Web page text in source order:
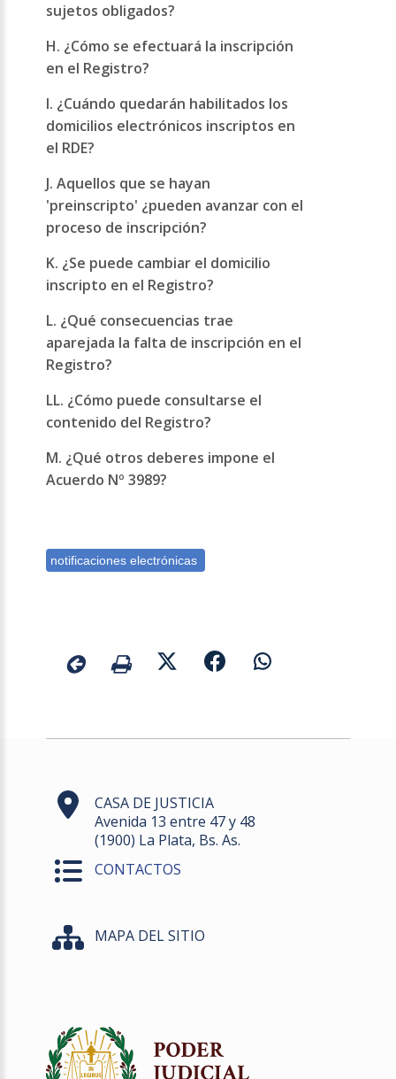
sujetos obligados?
H. ¿Cómo se efectuará la inscripción
en el Registro?
I. ¿Cuándo quedarán habilitados los
domicilios electrónicos inscriptos en
el RDE?
J. Aquellos que se hayan
'preinscripto' ¿pueden avanzar con el
proceso de inscripción?
K. ¿Se puede cambiar el domicilio
inscripto en el Registro?
L. ¿Qué consecuencias trae
aparejada la falta de inscripción en el
Registro?
LL. ¿Cómo puede consultarse el
contenido del Registro?
M. ¿Qué otros deberes impone el
Acuerdo Nº 3989?
CASA DE JUSTICIA
Avenida 13 entre 47 y 48
(1900) La Plata, Bs. As.
CONTACTOS
MAPA DEL SITIO